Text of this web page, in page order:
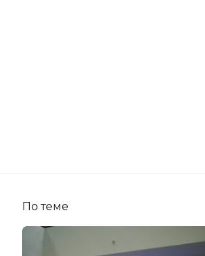
По теме